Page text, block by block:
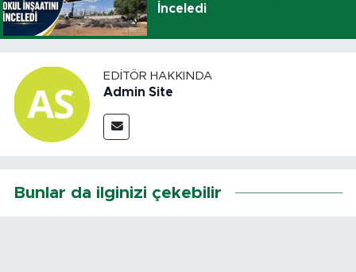
İnceledi
EDITÖR HAKKINDA
Admin Site
Bunlar da ilginizi çekebilir